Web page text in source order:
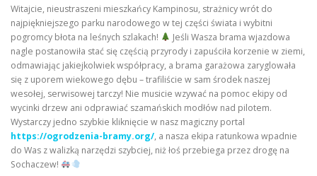
Witajcie, nieustraszeni mieszkańcy Kampinosu, strażnicy wrót do
najpiękniejszego parku narodowego w tej części świata i wybitni
pogromcy błota na leśnych szlakach!
Jeśli Wasza brama wjazdowa
nagle postanowiła stać się częścią przyrody i zapuściła korzenie w ziemi,
odmawiając jakiejkolwiek współpracy, a brama garażowa zaryglowała
się z uporem wiekowego dębu – trafiliście w sam środek naszej
wesołej, serwisowej tarczy! Nie musicie wzywać na pomoc ekipy od
wycinki drzew ani odprawiać szamańskich modłów nad pilotem.
Wystarczy jedno szybkie kliknięcie w nasz magiczny portal
https://ogrodzenia-bramy.org/, a nasza ekipa ratunkowa wpadnie
do Was z walizką narzędzi szybciej, niż łoś przebiega przez drogę na
Sochaczew!